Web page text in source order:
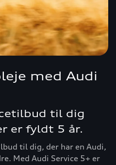
med Audi
til dig
er fyldt 5 år.
til dig, der har en Audi,
Med Audi Service 5+ er